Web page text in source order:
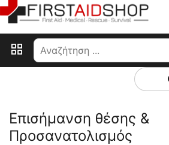
Επισήμανση θέσης &
Προσανατολισμός